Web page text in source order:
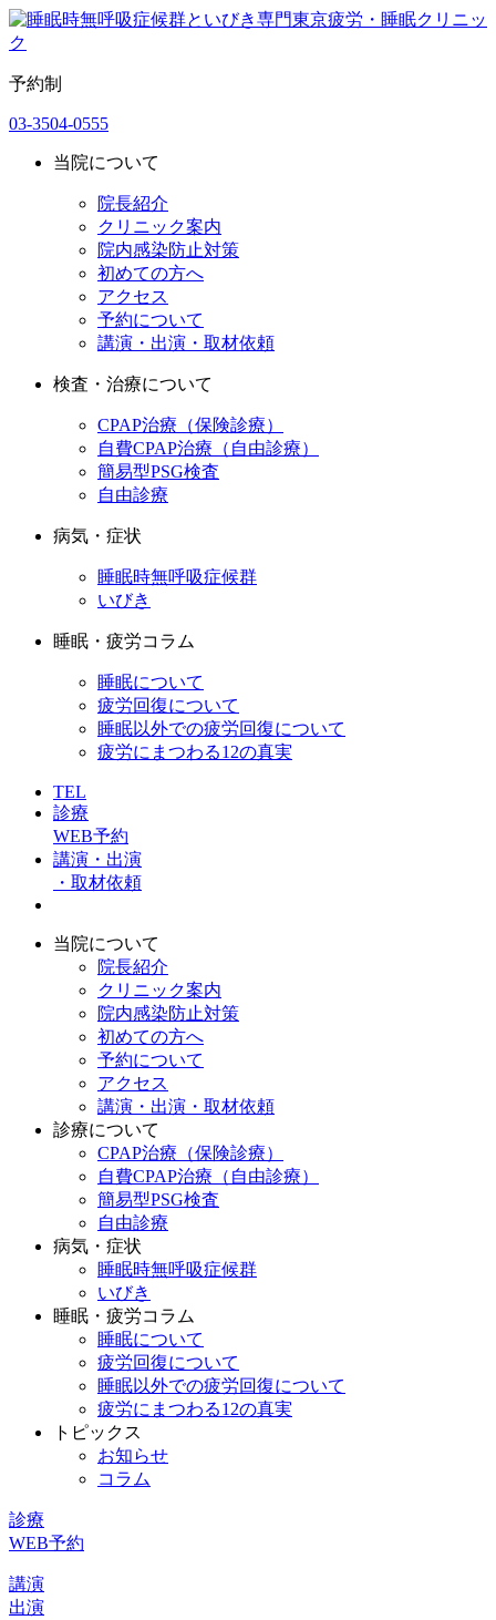
予約制
03-3504-0555
当院について
院長紹介
クリニック案内
院内感染防止対策
初めての方へ
アクセス
予約について
講演・出演・取材依頼
検査・治療について
CPAP治療（保険診療）
自費CPAP治療（自由診療）
簡易型PSG検査
自由診療
病気・症状
睡眠時無呼吸症候群
いびき
睡眠・疲労コラム
睡眠について
疲労回復について
睡眠以外での疲労回復について
疲労にまつわる12の真実
TEL
診療
WEB予約
講演・出演
・取材依頼
当院について
院長紹介
クリニック案内
院内感染防止対策
初めての方へ
予約について
アクセス
講演・出演・取材依頼
診療について
CPAP治療（保険診療）
自費CPAP治療（自由診療）
簡易型PSG検査
自由診療
病気・症状
睡眠時無呼吸症候群
いびき
睡眠・疲労コラム
睡眠について
疲労回復について
睡眠以外での疲労回復について
疲労にまつわる12の真実
トピックス
お知らせ
コラム
診療
WEB予約
講演
出演